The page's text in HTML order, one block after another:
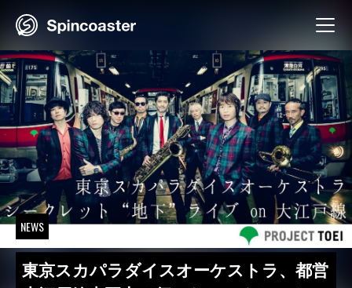
NEWS
東京スカパラダイスオーケストラ、都営